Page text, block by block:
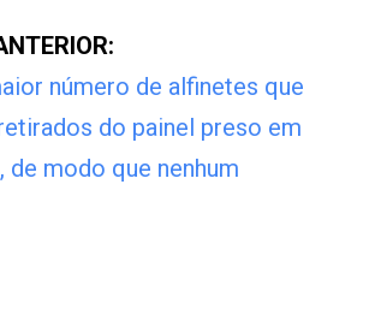
número de alfinetes que
do painel preso em
de modo que nenhum